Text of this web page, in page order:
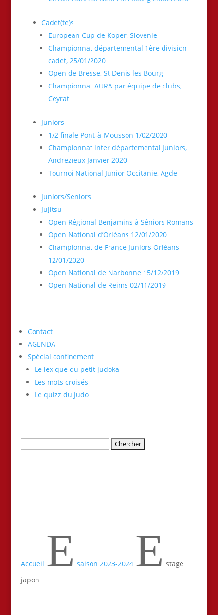
Cadet(te)s
European Cup de Koper, Slovénie
Championnat départemental 1ère division
cadet, 25/01/2020
Open de Bresse, St Denis les Bourg
Championnat AURA par équipe de clubs,
Ceyrat
Juniors
1/2 finale Pont-à-Mousson 1/02/2020
Championnat inter départemental Juniors,
Andrézieux Janvier 2020
Tournoi National Junior Occitanie, Agde
Juniors/Seniors
JuJitsu
Open Régional Benjamins à Séniors Romans
Open National d’Orléans 12/01/2020
Championnat de France Juniors Orléans
12/01/2020
Open National de Narbonne 15/12/2019
Open National de Reims 02/11/2019
Contact
AGENDA
Spécial confinement
Le lexique du petit judoka
Les mots croisés
Le quizz du Judo
Accueil E saison 2023-2024 E stage
japon